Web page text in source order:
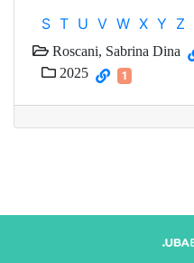
S T U V W X Y Z
Roscani, Sabrina Dina
2025 1